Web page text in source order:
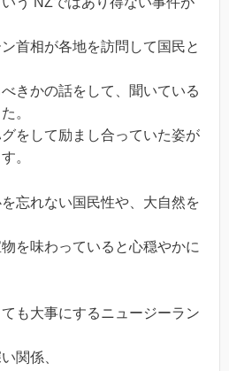
首相が各地を訪問して国民と
きかの話をして、聞いている
。
をして励まし合っていた姿が
。
忘れない国民性や、大自然を
を味わっていると心穏やかに
も大事にするニュージーラン
関係、